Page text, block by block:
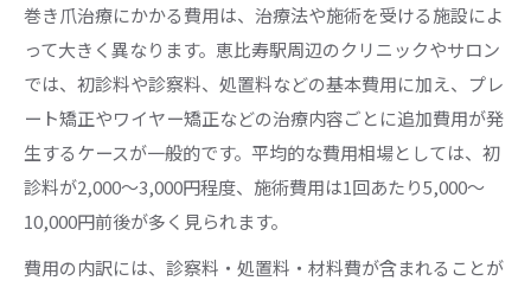
巻き爪治療にかかる費用は、治療法や施術を受ける施設によ
って大きく異なります。恵比寿駅周辺のクリニックやサロン
では、初診料や診察料、処置料などの基本費用に加え、プレ
ート矯正やワイヤー矯正などの治療内容ごとに追加費用が発
生するケースが一般的です。平均的な費用相場としては、初
診料が2,000～3,000円程度、施術費用は1回あたり5,000～
10,000円前後が多く見られます。
費用の内訳には、診察料・処置料・材料費が含まれることが